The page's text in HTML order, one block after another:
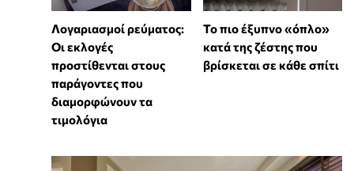
Λογαριασμοί ρεύματος:
Οι εκλογές
προστίθενται στους
παράγοντες που
διαμορφώνουν τα
τιμολόγια
To πιο έξυπνο «όπλο»
κατά της ζέστης που
βρίσκεται σε κάθε σπίτι